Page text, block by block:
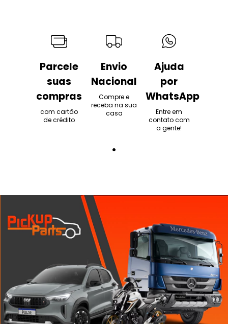
Parcele
suas
compras
com cartão
de crédito
Envio
Nacional
Compre e
receba na sua
casa
Ajuda
por
WhatsApp
Entre em
contato com
a gente!